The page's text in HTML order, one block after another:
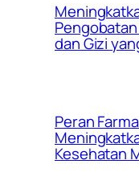
dan Gizi
Peran
Kesehatan